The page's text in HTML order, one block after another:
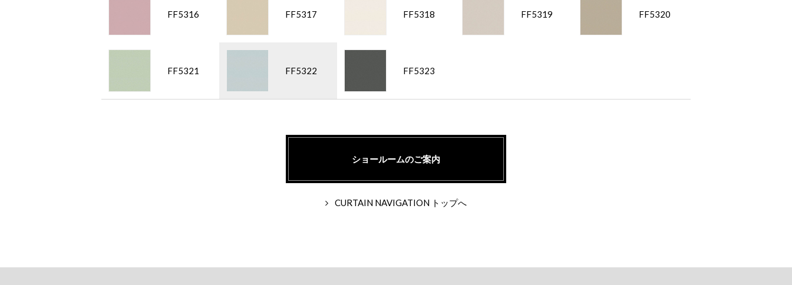
FF5316 FF5317 FF5318 FF5319 FF5320
FF5321 FF5322 FF5323
ショールームのご案内
CURTAIN NAVIGATION トップへ